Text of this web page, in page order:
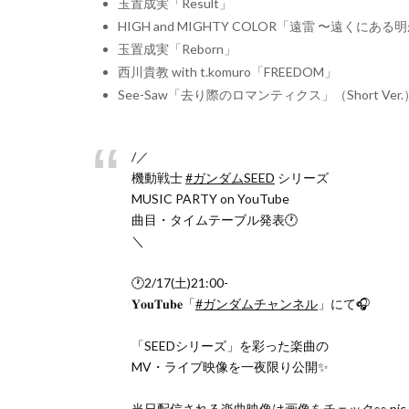
HIGH and MIGHTY COLOR「遠雷 〜遠くにある明
玉置成実「Reborn」
西川貴教 with t.komuro「FREEDOM」
See-Saw「去り際のロマンティクス」（Short Ver.）
/／
機動戦士#ガンダムSEED シリーズ
MUSIC PARTY on YouTube
曲目・タイムテーブル発表🕐
＼
🕐2/17(土)21:00-
𝐘𝐨𝐮𝐓𝐮𝐛𝐞「#ガンダムチャンネル 」にて🎧
「SEEDシリーズ」を彩った楽曲の
MV・ライブ映像を一夜限り公開✨